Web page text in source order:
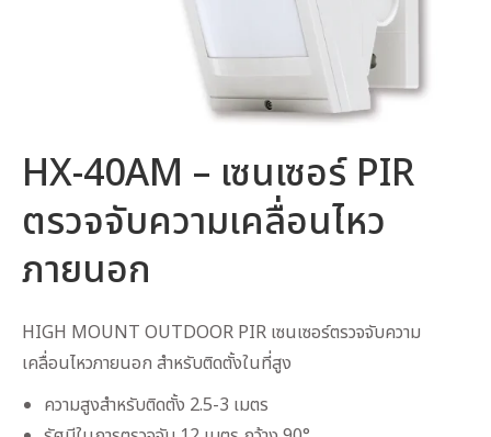
HX-40AM – เซนเซอร์ PIR
ตรวจจับความเคลื่อนไหว
ภายนอก
HIGH MOUNT OUTDOOR PIR เซนเซอร์ตรวจจับความ
เคลื่อนไหวภายนอก สำหรับติดตั้งในที่สูง
ความสูงสำหรับติดตั้ง 2.5-3 เมตร